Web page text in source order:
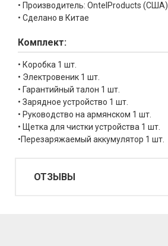
• Производитель: OntelProducts (США)
• Сделано в Китае
Комплект:
• Коробка 1 шт.
• Электровеник 1 шт.
• Гарантийный талон 1 шт.
• Зарядное устройство 1 шт.
• Руководство на армянском 1 шт.
• Щетка для чистки устройства 1 шт.
•Перезаряжаемый аккумулятор 1 шт.
ОТЗЫВЫ